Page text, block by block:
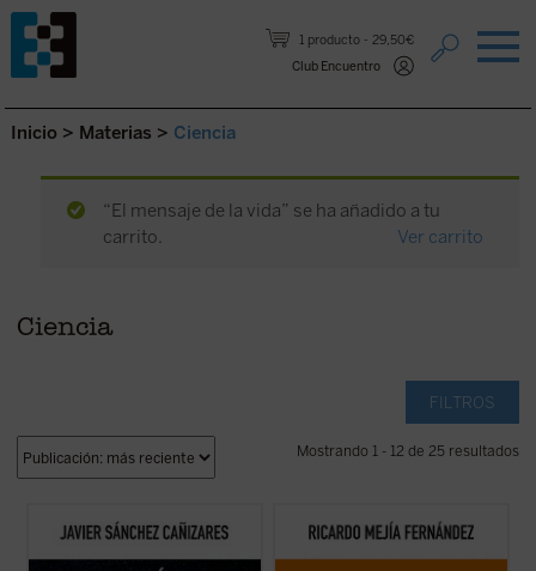
1 producto
29,50€
Club Encuentro
Saltar al contenido.
Inicio > Materias > Ciencia
“El mensaje de la vida” se ha añadido a tu
carrito.
Ver carrito
Ciencia
FILTROS
Mostrando 1 - 12 de 25 resultados
El autor traza un modelo para explicar
cómo actúa el espíritu en el mundo, pero
naturaleza o qué significado tiene la
En esta obra quiero establecer el enlace del
transhumanismo con la tradición